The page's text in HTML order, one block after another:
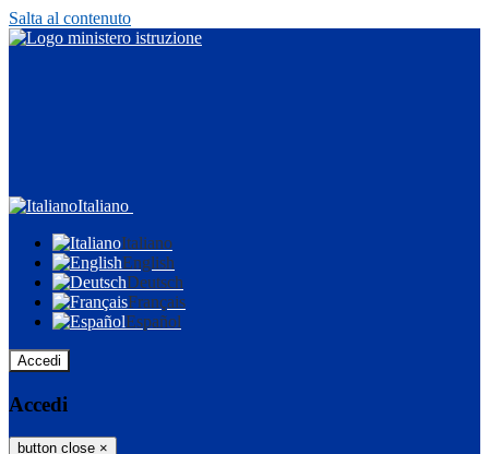
Salta al contenuto
Italiano
Italiano
English
Deutsch
Français
Español
Accedi
Accedi
button close ×